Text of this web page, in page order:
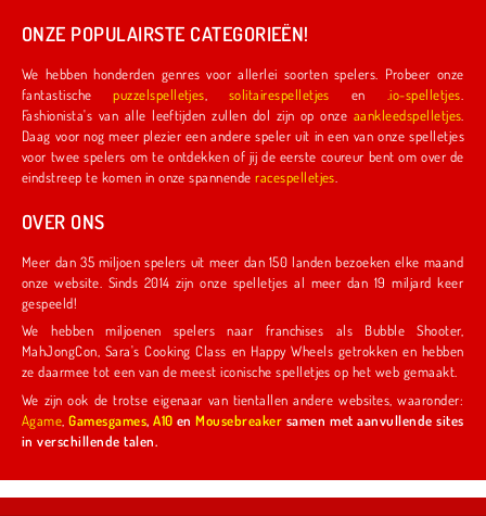
ONZE POPULAIRSTE CATEGORIEËN!
We hebben honderden genres voor allerlei soorten spelers. Probeer onze
fantastischepuzzelspelletjes solitairespelletjes en .io-spelletjes
Fashionista's van alle leeftijden zullen dol zijn op onze aankleedspelletjes
Daag voor nog meer plezier een andere speler uit in een van onze spelletjes
voor twee spelers om te ontdekken of jij de eerste coureur bent om over de
eindstreep te komen in onze spannenderacespelletjes
OVER ONS
Meer dan 35 miljoen spelers uit meer dan 150 landen bezoeken elke maand
onze website. Sinds 2014 zijn onze spelletjes al meer dan 19 miljard keer
gespeeld!
We hebben miljoenen spelers naar franchises als Bubble Shooter,
MahJongCon, Sara's Cooking Class en Happy Wheels getrokken en hebben
ze daarmee tot een van de meest iconische spelletjes op het web gemaakt.
We zijn ook de trotse eigenaar van tientallen andere websites, waaronder:
Agame ,Gamesgames,A10 enMousebreaker samen met aanvullende sites
in verschillende talen.